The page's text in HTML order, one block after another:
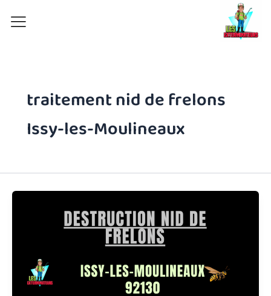
traitement nid de frelons
Issy-les-Moulineaux